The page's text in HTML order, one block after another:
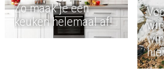
Zo maak je een
keuken helemaal af!